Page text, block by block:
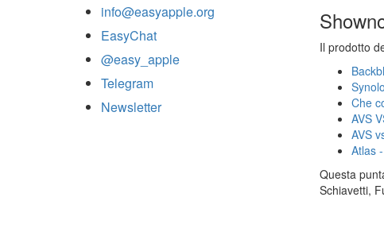
info@easyapple.org
EasyChat
@easy_apple
Telegram
Newsletter
Il prodotto
Che
AVS
AVS
Atlas
Questa
Schiavetti,